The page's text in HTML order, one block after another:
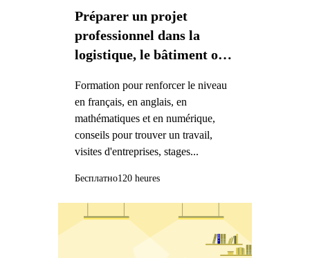
Préparer un projet
professionnel dans la
logistique, le bâtiment ou
Formation pour renforcer le niveau
en français, en anglais, en
mathématiques et en numérique,
conseils pour trouver un travail,
visites d'entreprises, stages...
Бесплатно120 heures